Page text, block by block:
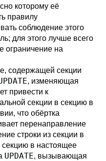
которому её
правилу
соблюдение этого
для этого лучше всего
ограничение на
содержащей секции
, изменяющая
привести к
секции в секцию в
что обёртка
перенаправление
строки из секции в
секцию в настоящее
UPDATE, вызывающая